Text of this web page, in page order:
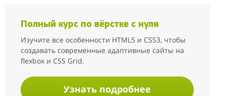
Полный курс по вёрстке с нуля
Изучите все особенности HTML5 и CSS3, чтобы
создавать современные адаптивные сайты на
flexbox и CSS Grid.
Узнать подробнее